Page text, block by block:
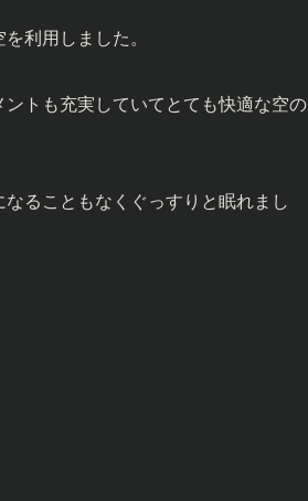
利用しました。
トも充実していてとても快適な空の
ることもなくぐっすりと眠れまし